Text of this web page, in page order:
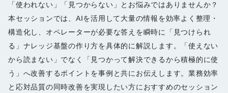
「使われない」「見つからない」とお悩みではありませんか？
本セッションでは、AIを活用して大量の情報を効率よく整理・
構造化し、オペレーターが必要な答えを瞬時に「見つけられ
る」ナレッジ基盤の作り方を具体的に解説します。「使えない
から読まない」でなく「見つかって解決できるから積極的に使
う」へ改善するポイントを事例と共にお伝えします。業務効率
と応対品質の同時改善を実現したい方におすすめのセッション